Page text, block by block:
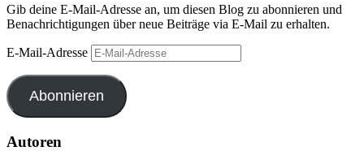
Gib deine E-Mail-Adresse an, um diesen Blog zu abonnieren und
Benachrichtigungen über neue Beiträge via E-Mail zu erhalten.
E-Mail-Adresse
Abonnieren
Autoren